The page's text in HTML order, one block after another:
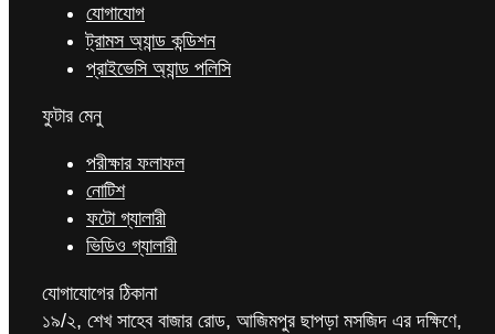
যোগাযোগ
ট্রামস অ্যান্ড কন্ডিশন
প্রাইভেসি অ্যান্ড পলিসি
ফুটার মেনু
পরীক্ষার ফলাফল
নোটিশ
ফটো গ্যালারী
ভিডিও গ্যালারী
যোগাযোগের ঠিকানা
১৯/২, শেখ সাহেব বাজার রোড, আজিমপুর ছাপড়া মসজিদ এর দক্ষিণে,